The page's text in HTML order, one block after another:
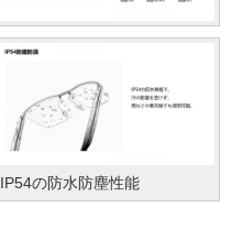
IP54の防水防塵性能